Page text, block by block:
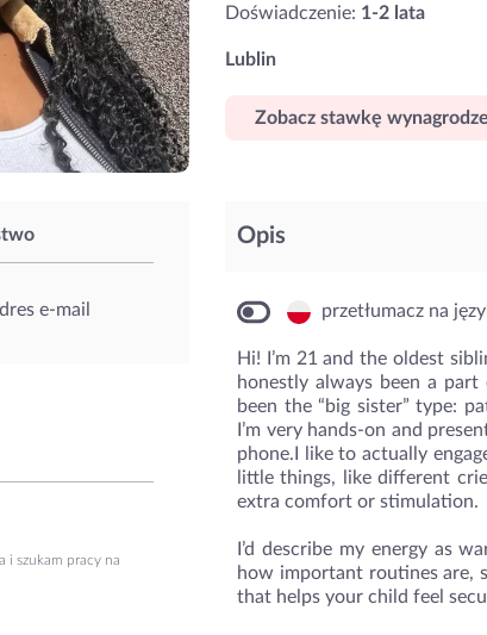
Doświadczenie: 1-2 lata
Lublin
Zobacz stawkę
e-mail
i szukam pracy na
Opis
przetłumacz na
Hi! I’m 21 and the oldest
honestly always been a
been the “big sister” type:
I’m very hands-on and
phone.I like to actually
little things, like different
extra comfort or stimulation.
I’d describe my energy as
how important routines are,
that helps your child feel